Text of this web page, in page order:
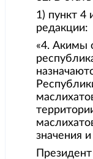
1) пункт
редакции:
«4. Акимы
значения